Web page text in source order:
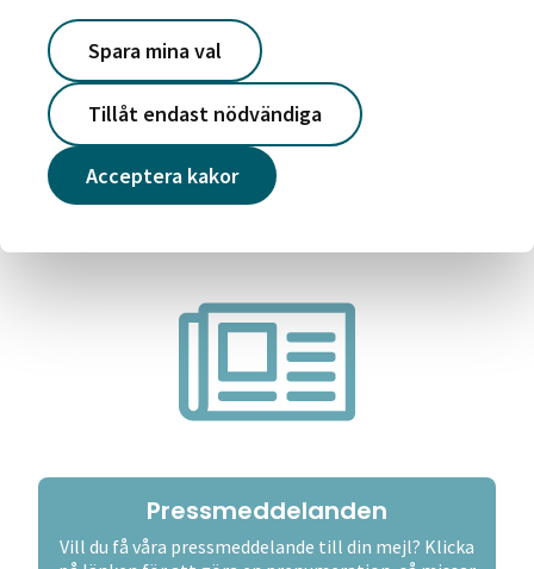
Acceptera kakor
Spara mina val
Tillåt endast nödvändiga
2026-05-19
Victoriahemdagen – skapar stolthet och
framtidstro
Läs mer
Pressmeddelanden
Vill du få våra pressmeddelande till din mejl? Klicka